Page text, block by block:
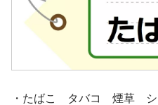
・たばこ タバコ 煙草 シ